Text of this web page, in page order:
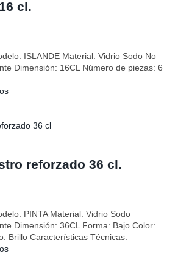
cl.
ISLANDE Material: Vidrio Sodo No
Dimensión: 16CL Número de piezas: 6
reforzado 36 cl.
PINTA Material: Vidrio Sodo
Dimensión: 36CL Forma: Bajo Color:
Brillo Características Técnicas: